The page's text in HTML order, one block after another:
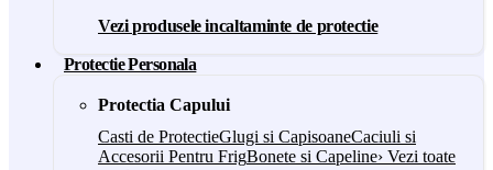
Vezi produsele incaltaminte de protectie
Protectie Personala
Protectia Capului
Casti de ProtectieGlugi si CapisoaneCaciuli si
Accesorii Pentru FrigBonete si Capeline› Vezi toate